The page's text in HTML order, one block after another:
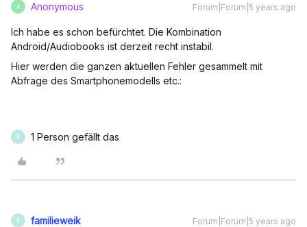
A Anonymous Forum|Forum|5 years ago
Ich habe es schon befürchtet. Die Kombination
Android/Audiobooks ist derzeit recht instabil.
Hier werden die ganzen aktuellen Fehler gesammelt mit
Abfrage des Smartphonemodells etc.:
F 1 Person gefällt das
F familieweik Forum|Forum|5 years ago